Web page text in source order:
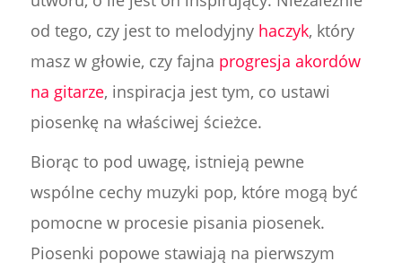
od tego, czy jest to melodyjny haczyk, który
masz w głowie, czy fajna progresja akordów
na gitarze, inspiracja jest tym, co ustawi
piosenkę na właściwej ścieżce.
Biorąc to pod uwagę, istnieją pewne
wspólne cechy muzyki pop, które mogą być
pomocne w procesie pisania piosenek.
Piosenki popowe stawiają na pierwszym